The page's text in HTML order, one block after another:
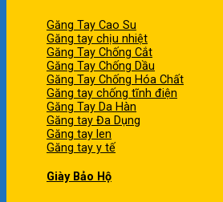
Găng Tay Cao Su
Găng tay chịu nhiệt
Găng Tay Chống Cắt
Găng Tay Chống Dầu
Găng Tay Chống Hóa Chất
Găng tay chống tĩnh điện
Găng Tay Da Hàn
Găng tay Đa Dụng
Găng tay len
Găng tay y tế
Giày Bảo Hộ